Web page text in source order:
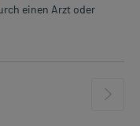
einen Arzt oder